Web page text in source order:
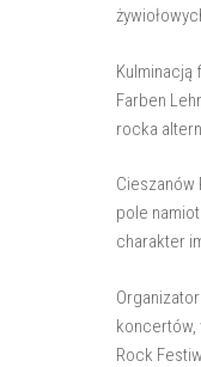
Kulminacją
Farben
rocka
Cieszanów
pole
charakter
koncertów,
Rock